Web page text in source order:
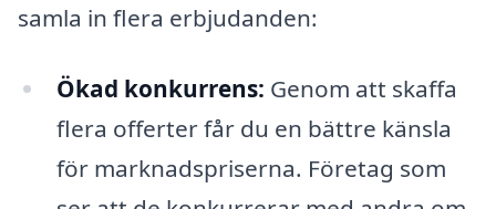
samla in flera erbjudanden:
Ökad konkurrens: Genom att skaffa
flera offerter får du en bättre känsla
för marknadspriserna. Företag som